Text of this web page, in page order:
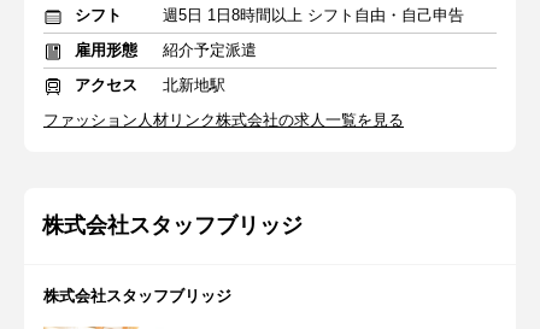
シフト
週5日 1日8時間以上 シフト自由・自己申告
雇用形態
紹介予定派遣
アクセス
北新地駅
ファッション人材リンク株式会社の求人一覧を見る
株式会社スタッフブリッジ
株式会社スタッフブリッジ